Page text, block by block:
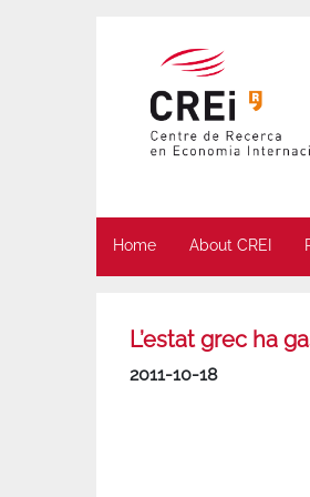
Home About CREI
L’estat grec ha
2011-10-18